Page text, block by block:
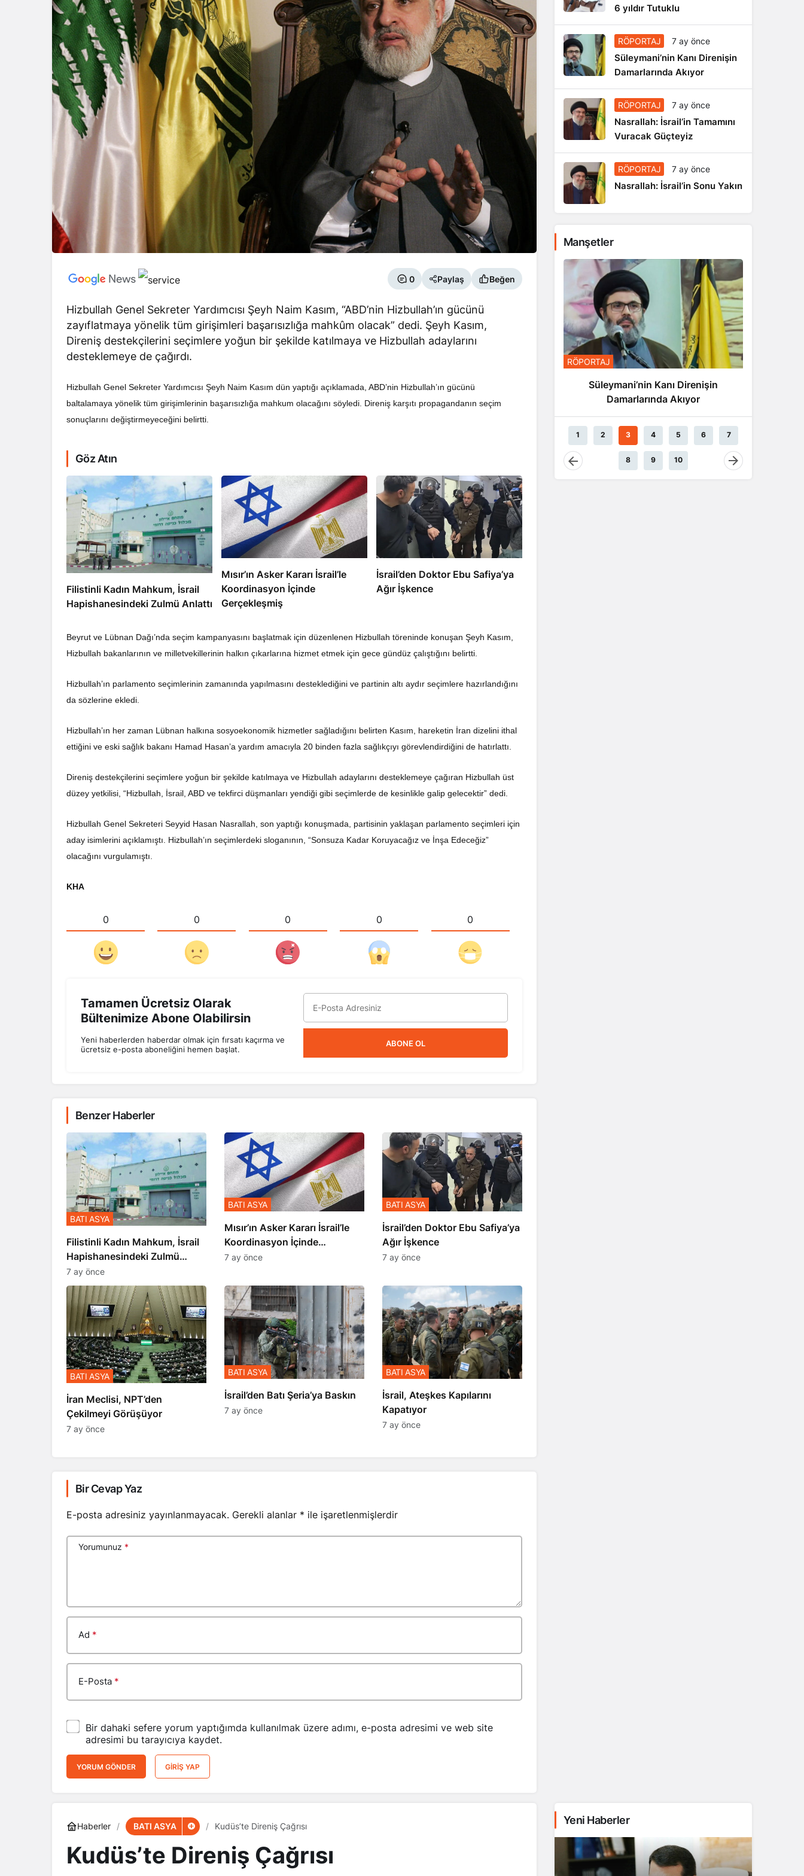
0 Paylaş Beğen
Hizbullah Genel Sekreter Yardımcısı Şeyh Naim Kasım, “ABD’nin Hizbullah’ın gücünü
zayıflatmaya yönelik tüm girişimleri başarısızlığa mahkûm olacak” dedi. Şeyh Kasım,
Direniş destekçilerini seçimlere yoğun bir şekilde katılmaya ve Hizbullah adaylarını
desteklemeye de çağırdı.
Hizbullah Genel Sekreter Yardımcısı Şeyh Naim Kasım dün yaptığı açıklamada, ABD’nin Hizbullah’ın gücünü
baltalamaya yönelik tüm girişimlerinin başarısızlığa mahkum olacağını söyledi. Direniş karşıtı propagandanın seçim
sonuçlarını değiştirmeyeceğini belirtti.
Göz Atın
Filistinli Kadın Mahkum, İsrail
Hapishanesindeki Zulmü Anlattı
Mısır’ın Asker Kararı İsrail’le
Koordinasyon İçinde
Gerçekleşmiş
İsrail’den Doktor Ebu Safiya’ya
Ağır İşkence
Beyrut ve Lübnan Dağı’nda seçim kampanyasını başlatmak için düzenlenen Hizbullah töreninde konuşan Şeyh Kasım,
Hizbullah bakanlarının ve milletvekillerinin halkın çıkarlarına hizmet etmek için gece gündüz çalıştığını belirtti.
Hizbullah’ın parlamento seçimlerinin zamanında yapılmasını desteklediğini ve partinin altı aydır seçimlere hazırlandığını
da sözlerine ekledi.
Hizbullah’ın her zaman Lübnan halkına sosyoekonomik hizmetler sağladığını belirten Kasım, hareketin İran dizelini ithal
ettiğini ve eski sağlık bakanı Hamad Hasan’a yardım amacıyla 20 binden fazla sağlıkçıyı görevlendirdiğini de hatırlattı.
Direniş destekçilerini seçimlere yoğun bir şekilde katılmaya ve Hizbullah adaylarını desteklemeye çağıran Hizbullah üst
düzey yetkilisi, “Hizbullah, İsrail, ABD ve tekfirci düşmanları yendiği gibi seçimlerde de kesinlikle galip gelecektir” dedi.
Hizbullah Genel Sekreteri Seyyid Hasan Nasrallah, son yaptığı konuşmada, partisinin yaklaşan parlamento seçimleri için
aday isimlerini açıklamıştı. Hizbullah’ın seçimlerdeki sloganının, “Sonsuza Kadar Koruyacağız ve İnşa Edeceğiz”
olacağını vurgulamıştı.
KHA
0 0 0 0 0
Tamamen Ücretsiz Olarak
Bültenimize Abone Olabilirsin
Yeni haberlerden haberdar olmak için fırsatı kaçırma ve
ücretsiz e-posta aboneliğini hemen başlat.
ABONE OL
Benzer Haberler
Filistinli Kadın Mahkum, İsrail
Hapishanesindeki Zulmü
Anlattı
BATI ASYA
7 ay önce
Mısır’ın Asker Kararı İsrail’le
Koordinasyon İçinde
Gerçekleşmiş
BATI ASYA
7 ay önce
İsrail’den Doktor Ebu Safiya’ya
Ağır İşkence
BATI ASYA
7 ay önce
İran Meclisi, NPT’den
Çekilmeyi Görüşüyor
BATI ASYA
7 ay önce
​​​​​​​İsrail’den Batı Şeria’ya Baskın
BATI ASYA
7 ay önce
İsrail, Ateşkes Kapılarını
Kapatıyor
BATI ASYA
7 ay önce
Bir Cevap Yaz
E-posta adresiniz yayınlanmayacak. Gerekli alanlar * ile işaretlenmişlerdir
Yorumunuz *
Ad *
E-Posta *
Bir dahaki sefere yorum yaptığımda kullanılmak üzere adımı, e-posta adresimi ve web site
adresimi bu tarayıcıya kaydet.
YORUM GÖNDER GIRIŞ YAP
6 yıldır Tutuklu
RÖPORTAJ 7 ay önce
Süleymani’nin Kanı Direnişin
Damarlarında Akıyor
RÖPORTAJ 7 ay önce
Nasrallah: İsrail’in Tamamını
Vuracak Güçteyiz
RÖPORTAJ 7 ay önce
Nasrallah: İsrail’in Sonu Yakın
Manşetler
RÖPORTAJ
Dahlan, Normalleşme Sonrası
Abbas’ı Devirmeye mi Çalışıyor?
Bahreynli Muhalif Din Adamı 6
yıldır Tutuklu
RÖPORTAJ
Süleymani’nin Kanı Direnişin
Damarlarında Akıyor
1 2 3 4 5 6 7
8 9 10
Haberler BATI ASYA Kudüs’te Direniş Çağrısı
Kudüs’te Direniş Çağrısı
Yeni Haberler